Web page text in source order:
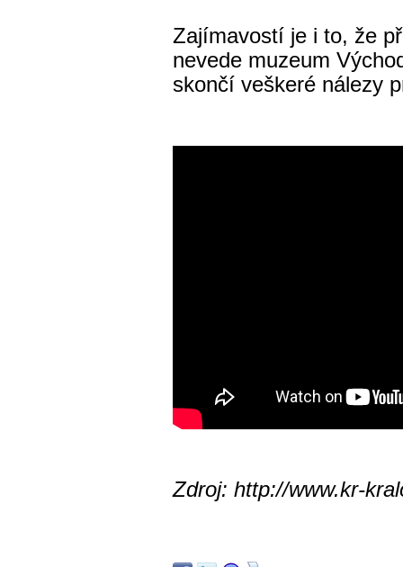
Zajímavostí je i to, že
nevede muzeum
skončí veškeré nálezy
Zdroj: http://www.kr-